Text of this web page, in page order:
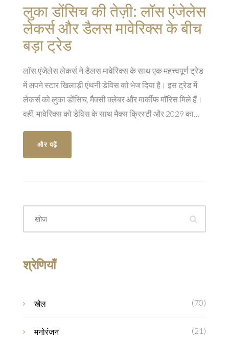
लुका डोंसिच की तेज़ी: लॉस एंजेलेस
लेकर्स और डैलस मावेरिक्स के बीच
बड़ा ट्रेड
लॉस एंजेलेस लेकर्स ने डैलस मावेरिक्स के साथ एक महत्त्वपूर्ण ट्रेड
में अपने स्टार खिलाड़ी एंथनी डेविस को भेज दिया है। इस ट्रेड में
लेकर्स को लुका डोंसिच, मैक्सी क्लेबर और मार्कीफ मॉरिस मिले हैं।
वहीं, मावेरिक्स को डेविस के साथ मैक्स क्रिस्टी और 2029 का
इसके बारे में लेब्रॉन जेम्स और एंथनी डेविस को नहीं पता था।
और पढ़ें
श्रेणियाँ
खेल (70)
मनोरंजन (21)